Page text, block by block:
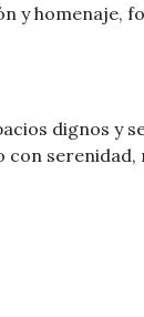
y homenaje,
dignos y
serenidad,